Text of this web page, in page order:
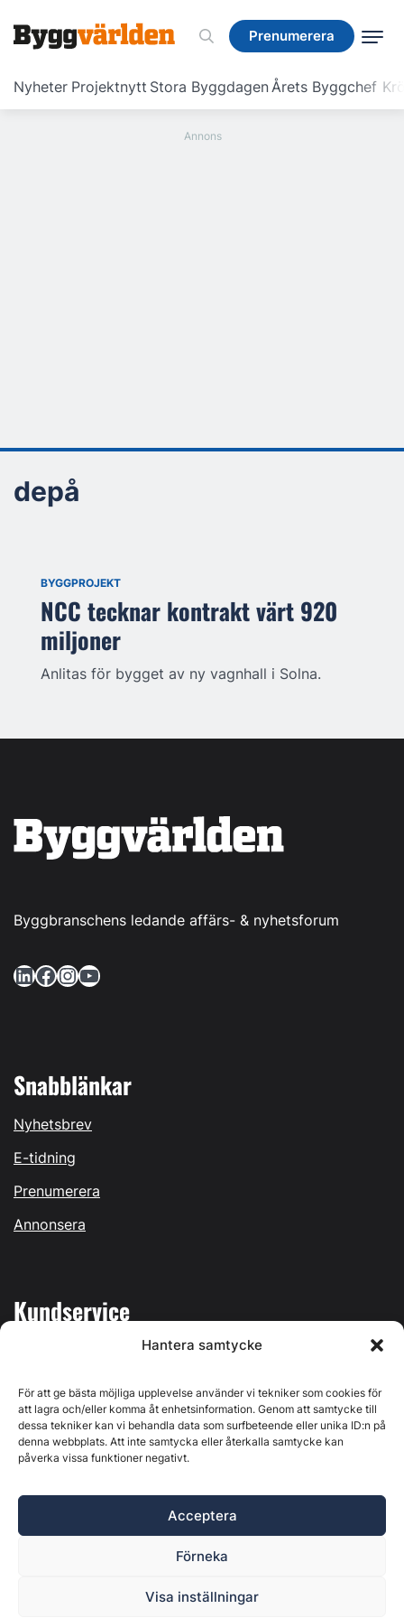
Hantera samtycke
För att ge bästa möjliga upplevelse använder vi tekniker som cookies för
att lagra och/eller komma åt enhetsinformation. Genom att samtycke till
dessa tekniker kan vi behandla data som surfbeteende eller unika ID:n på
denna webbplats. Att inte samtycka eller återkalla samtycke kan
påverka vissa funktioner negativt.
Acceptera
Förneka
Visa inställningar
Prenumerera
Nyheter Projektnytt Stora ByggdagenÅrets Byggchef
Prenumerera
depå
BYGGPROJEKT
NCC tecknar kontrakt värt 920
miljoner
Anlitas för bygget av ny vagnhall i Solna.
Byggbranschens ledande affärs- & nyhetsforum
LinkedIn Facebook InstagramYouTube
Snabblänkar
Nyhetsbrev
E-tidning
Prenumerera
Annonsera
Kundservice
Kontakta oss
Östernäsvägen 1, 827 32 Ljusdal, org.nr: 556625-6425 -
Ansvarig utgivare: Henrik Ekberg. Innehållet på denna
webbplats är upphovsrättsligt skyddat. Ange källa vid citering.
Byggvärlden är en del avMarknadsdatagruppen
Policy för datahantering, integritet och cookies